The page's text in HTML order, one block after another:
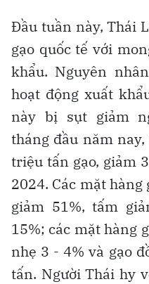
Đầu tuần này, Thái
gạo quốc tế với
khẩu. Nguyên
hoạt động xuất
này bị sụt giảm
tháng đầu năm
triệu tấn gạo, giảm
2024. Các mặt
giảm 51%, tấm
15%; các mặt hàng
nhẹ 3 - 4% và gạo
tấn. Người Thái hy